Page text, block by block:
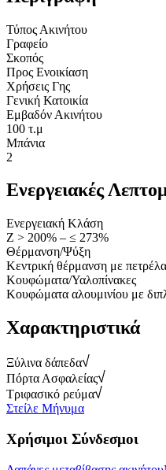
Τύπος Ακινήτου
Γραφείο
Σκοπός
Προς Ενοικίαση
Χρήσεις Γης
Γενική Κατοικία
Εμβαδόν Ακινήτου
100 τ.μ
Μπάνια
2
Ενεργειακές
Ενεργειακή Κλάση
Ζ > 200% – ≤ 273%
Θέρμανση/Ψύξη
Κεντρική θέρμανση με
Κουφώματα/Υαλοπίνακες
Κουφώματα αλουμινίου με
Χαρακτηριστικά
Ξύλινα δάπεδα
Πόρτα Ασφαλείας
Τριφασικό ρεύμα
Στείλε Μήνυμα
Χρήσιμοι Σύνδεσμοι